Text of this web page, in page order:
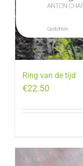
Ring van de tijd
€22.50